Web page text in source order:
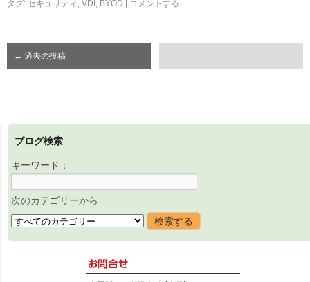
タグ: セキュリティ , VDI , BYOD コメントする
← 過去の投稿
ブログ検索
キーワード：
次のカテゴリーから